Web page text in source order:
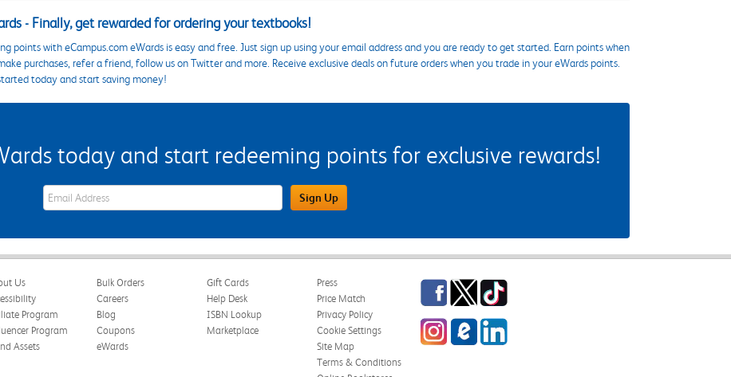
- Finally, get rewarded for ordering your textbooks!
points with eCampus.com eWards is easy and free. Just sign up using your email address and you are ready to get started. Earn points when
purchases, refer a friend, follow us on Twitter and more. Receive exclusive deals on future orders when you trade in your eWards points.
today and start saving money!
today and start redeeming points for exclusive rewards!
eWards Sign Up Email Address Field Sign Up
Us
Program
Program
Assets
Bulk Orders
Careers
Blog
Coupons
eWards
Gift Cards
Help Desk
ISBN Lookup
Marketplace
Press
Price Match
Privacy Policy
Cookie Settings
Site Map
Terms & Conditions
Facebook
TwitterTikTok
InstagrameCampus Blog
LinkedIn